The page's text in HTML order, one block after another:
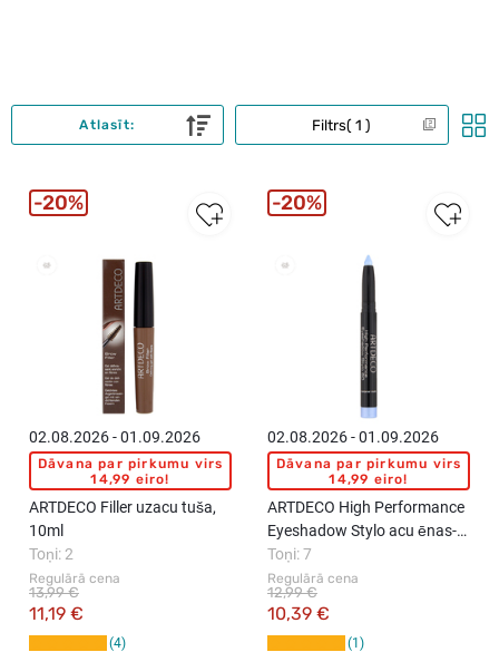
Filtrs 1
Atlasīt:
02.08.2026 - 01.09.2026
Dāvana par pirkumu virs
14,99 eiro!
ARTDECO Filler uzacu tuša,
10ml
Regulārā cena
11,19 €
13,99 €
Toņi: 2
4
20%
02.08.2026 - 01.09.2026
Dāvana par pirkumu virs
14,99 eiro!
ARTDECO High Performance
Eyeshadow Stylo acu ēnas-
zīmulis, 1.4g
Regulārā cena
10,39 €
12,99 €
Toņi: 7
1
20%